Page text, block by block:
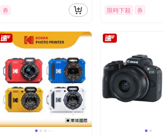
券 限時下殺 券